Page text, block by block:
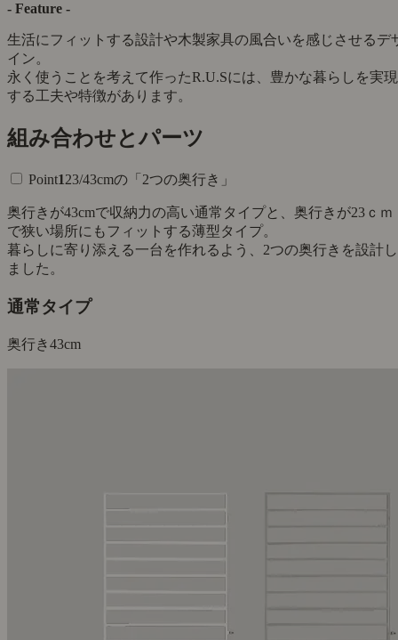
- Feature -
生活にフィットする設計や木製家具の風合いを感じさせるデ
イン。
永く使うことを考えて作ったR.U.Sには、豊かな暮らしを実現
する工夫や特徴があります。
組み合わせとパーツ
Point123/43cmの「2つの奥行き」
奥行きが43cmで収納力の高い通常タイプと、奥行きが23ｃｍ
で狭い場所にもフィットする薄型タイプ。
暮らしに寄り添える一台を作れるよう、2つの奥行きを設計し
ました。
通常タイプ
奥行き43cm